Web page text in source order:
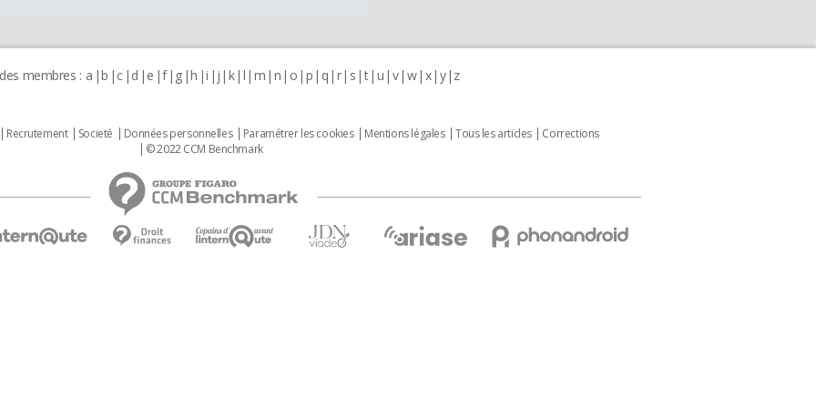
membres : a b c d e f g h i j k l m n o p q r s t u v w x y z
Recrutement Societé Données personnelles Paramétrer les cookies Mentions légales Tous les articles
Corrections
© 2022 CCM Benchmark